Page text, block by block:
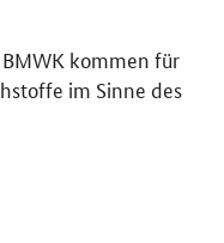
kommen für
im Sinne des